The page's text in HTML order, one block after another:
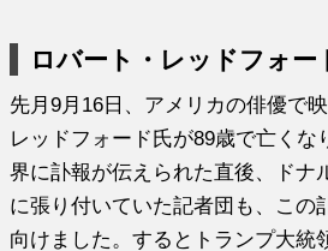
ロバート・レッドフォー
先月9月16日、アメリカの俳優で
レッドフォード氏が89歳で亡くな
界に訃報が伝えられた直後、ドナ
に張り付いていた記者団も、この
向けました。するとトランプ大統